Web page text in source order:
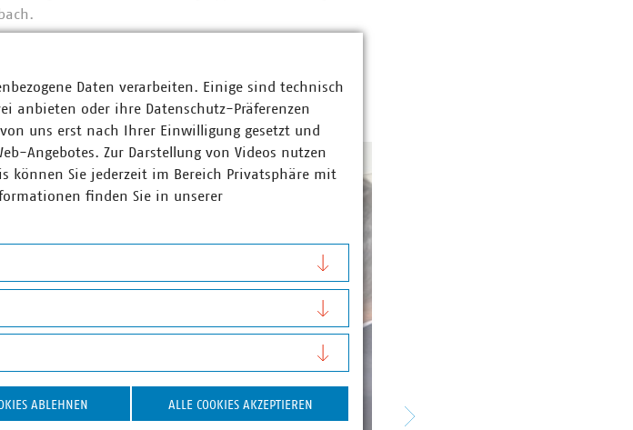
Daten verarbeiten. Einige sind technisch
anbieten oder ihre Datenschutz-Präferenzen
uns erst nach Ihrer Einwilligung gesetzt und
Angebotes. Zur Darstellung von Videos nutzen
können Sie jederzeit im Bereich Privatsphäre mit
finden Sie in unserer
ABLEHNEN ALLE COOKIES AKZEPTIEREN